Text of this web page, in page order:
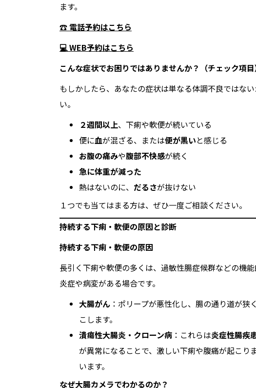
ます。
☎ 電話予約はこちら
💻 WEB予約はこちら
こんな症状でお困りではありませんか？（チェック項目
もしかしたら、あなたの症状は単なる体調不良ではな
い。
２週間以上、下痢や軟便が続いている
便に血が混ざる、または便が黒いと感じる
お腹の痛みや腹部不快感が続く
急に体重が減った
熱はないのに、 だるさが抜けない
１つでも当てはまる方は、ぜひ一度ご相談ください。
持続する下痢・軟便の原因と診断
持続する下痢・軟便の原因
長引く下痢や軟便の多くは、過敏性腸症候群などの機
炎症や病変がある場合です。
大腸がん ：ポリープが悪性化し、腸の通り道が
こします。
潰瘍性大腸炎・クローン病 ：これらは炎症性腸疾
が異常になることで、激しい下痢や腹痛が起こり
います。
なぜ大腸カメラでわかるのか？